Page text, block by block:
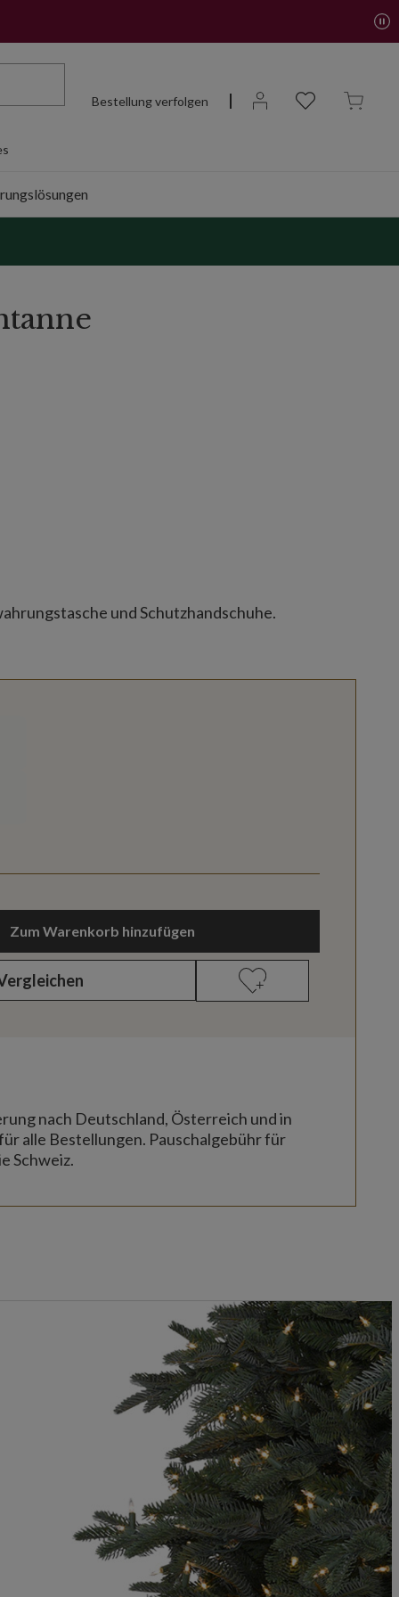
Bestellung verfolgen
und Schutzhandschuhe.
Zum Warenkorb hinzufügen
nach Deutschland, Österreich und in
alle Bestellungen. Pauschalgebühr für
Schweiz.